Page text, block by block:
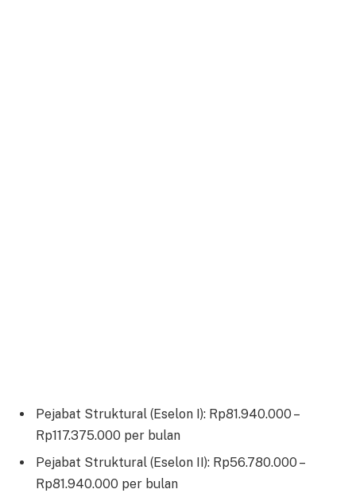
Pejabat Struktural (Eselon I): Rp81.940.000 –
Rp117.375.000 per bulan
Pejabat Struktural (Eselon II): Rp56.780.000 –
Rp81.940.000 per bulan